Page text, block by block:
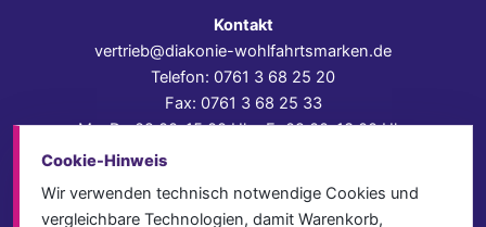
Kontakt
vertrieb@diakonie-wohlfahrtsmarken.de
Telefon: 0761 3 68 25 20
Fax: 0761 3 68 25 33
Mo–Do 09:00–15:00 Uhr, Fr 09:00–13:00 Uhr
Datenschutz
AGB
Cookie-Hinweis
Wir verwenden technisch notwendige Cookies und
vergleichbare Technologien, damit Warenkorb,